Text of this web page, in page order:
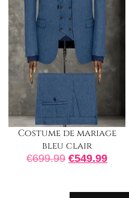
Costume de mariage
bleu clair
€699.99 €549.99